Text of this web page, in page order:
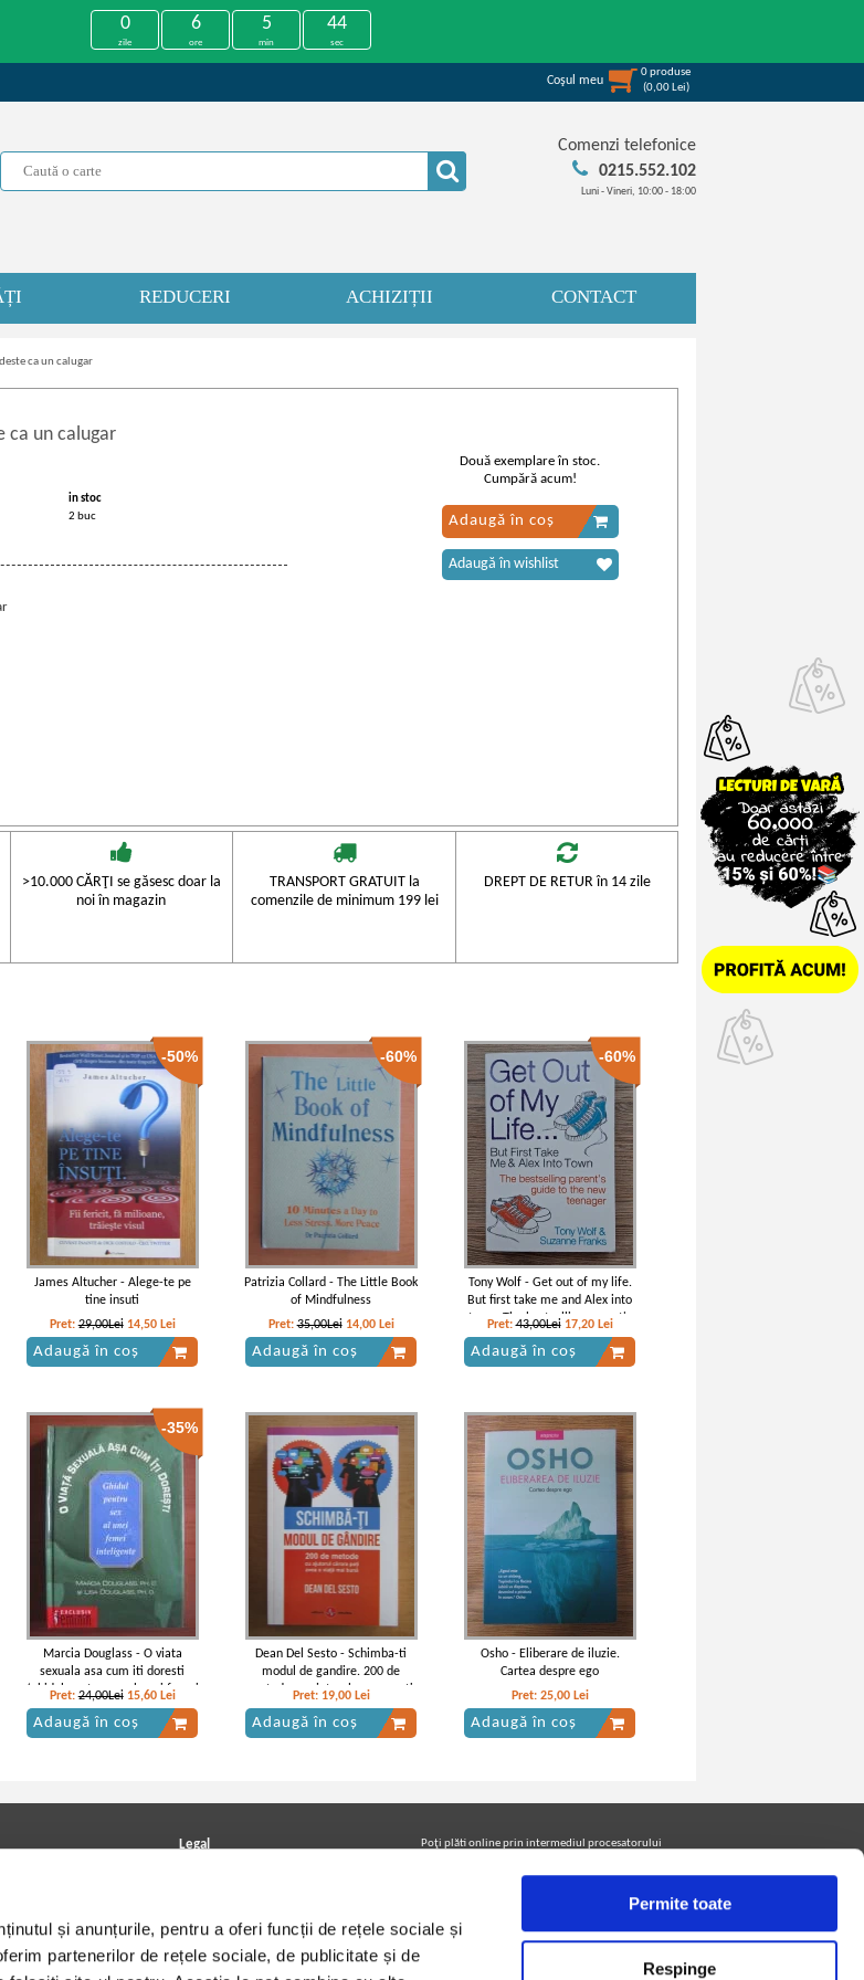
și anunțurile, pentru a oferi funcții de rețele sociale și
partenerilor de rețele sociale, de publicitate și de
Permite toate
Respinge
0
zile
6
ore
5
min
44
sec
Coşul meu
0produse
(0,00 Lei)
Comenzi telefonice
0215.552.102
Luni - Vineri, 10:00 - 18:00
REDUCERI ACHIZIȚII CONTACT
ca un calugar
ca un calugar
in stoc
2 buc
Două exemplare în stoc.
Cumpără acum!
Adaugă în coș
Adaugă în wishlist
>10.000 CĂRŢI se găsesc doar la
noi în magazin
TRANSPORT GRATUIT la
comenzile de minimum 199 lei
DREPT DE RETUR în 14 zile
-50%
James Altucher - Alege-te pe
tine insuti
Pret:29,00Lei 14,50 Lei
Adaugă în coș
-60%
Patrizia Collard - The Little Book
of Mindfulness
Pret:35,00Lei 14,00 Lei
Adaugă în coș
-60%
Tony Wolf - Get out of my life.
But first take me and Alex into
town. The bestselling parent's
guide to the new teenager
Pret:43,00Lei 17,20 Lei
Adaugă în coș
-35%
Marcia Douglass - O viata
sexuala asa cum iti doresti
(ghidul pentru sex al unei femei
inteligente)
Pret:24,00Lei 15,60 Lei
Adaugă în coș
Dean Del Sesto - Schimba-ti
modul de gandire. 200 de
metode cu ajutorul carora poti
avea o viata mai buna
Pret: 19,00 Lei
Adaugă în coș
Osho - Eliberare de iluzie.
Cartea despre ego
Pret: 25,00 Lei
Adaugă în coș
CD/DVD
Legal
Termeni si conditii
Utilizare cookie-uri
Poţi plăti online prin intermediul procesatorului
Urmăreşte-ne pe facebook pentru a fi la curent cu